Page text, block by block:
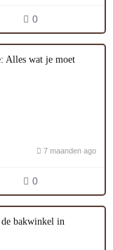
0
Alles wat je moet
7 maanden ago
0
bakwinkel in